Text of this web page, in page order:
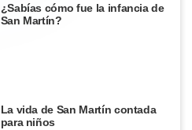
¿Sabías cómo fue la infancia de
San Martín?
La vida de San Martín contada
para niños